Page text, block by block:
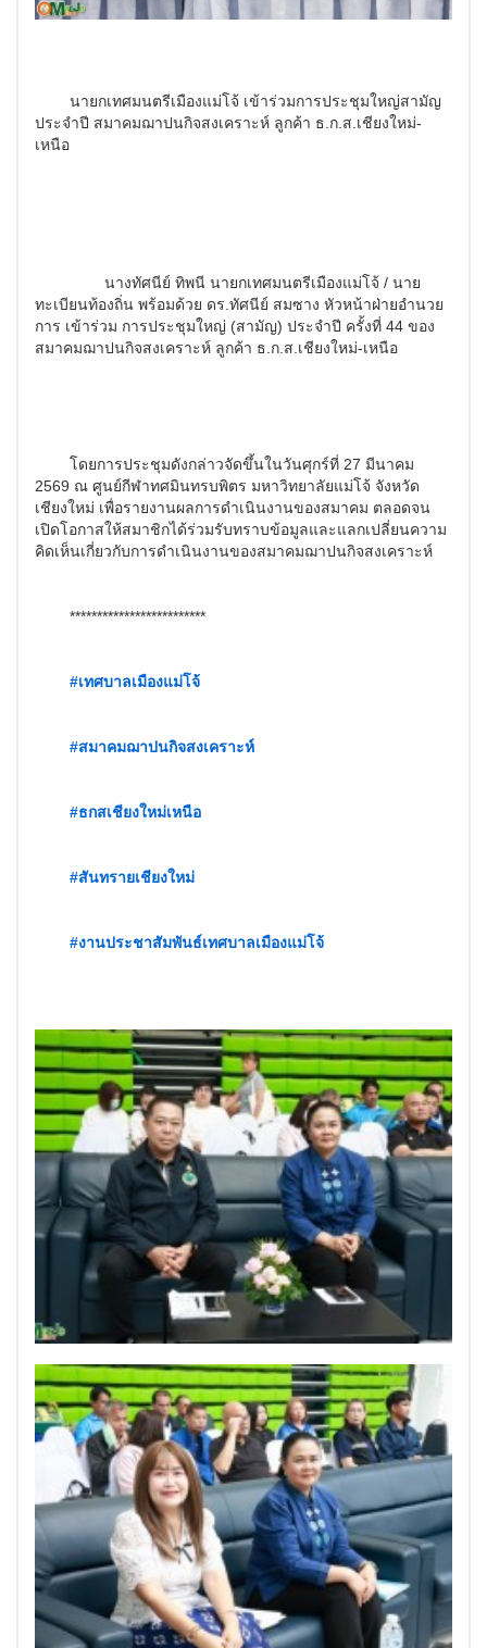
ประจำปี สมาคมฌาปนกิจสงเคราะห์ ลูกค้า ธ.ก.ส.เชียงใหม่-
ทะเบียนท้องถิ่น พร้อมด้วย ดร.ทัศนีย์ สมซาง หัวหน้าฝ่ายอำนวย
การ เข้าร่วม การประชุมใหญ่ (สามัญ) ประจำปี ครั้งที่ 44 ของ
สมาคมฌาปนกิจสงเคราะห์ ลูกค้า ธ.ก.ส.เชียงใหม่-เหนือ
2569 ณ ศูนย์กีฬาทศมินทรบพิตร มหาวิทยาลัยแม่โจ้ จังหวัด
เชียงใหม่ เพื่อรายงานผลการดำเนินงานของสมาคม ตลอดจน
เปิดโอกาสให้สมาชิกได้ร่วมรับทราบข้อมูลและแลกเปลี่ยนความ
#เทศบาลเมืองแม่โจ้
#สมาคมฌาปนกิจสงเคราะห์
#ธกสเชียงใหม่เหนือ
#สันทรายเชียงใหม่
#งานประชาสัมพันธ์เทศบาลเมืองแม่โจ้